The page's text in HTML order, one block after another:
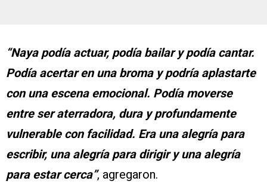
“Naya podía actuar, podía bailar y podía cantar.
Podía acertar en una broma y podría aplastarte
con una escena emocional. Podía moverse
entre ser aterradora, dura y profundamente
vulnerable con facilidad. Era una alegría para
escribir, una alegría para dirigir y una alegría
para estar cerca”, agregaron.